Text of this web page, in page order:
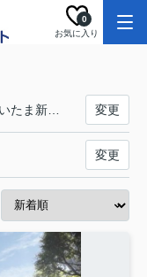
お気に入り
0
変更
変更